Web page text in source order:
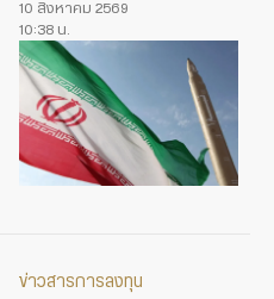
10 สิงหาคม 2569
10:38 น.
ข่าวสารการลงทุน